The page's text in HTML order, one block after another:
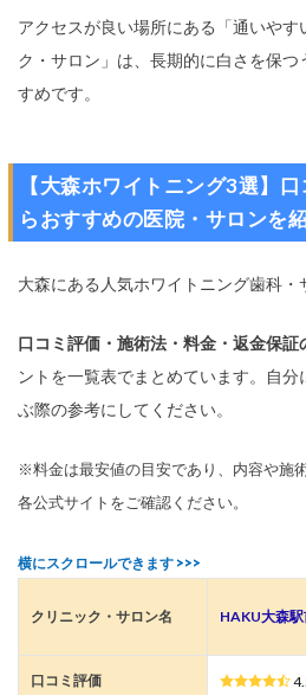
アクセスが良い場所にある「通いやす
ク・サロン」は、長期的に白さを保
すめです。
【大森ホワイトニング3選】
らおすすめの医院・サロンを
大森にある人気ホワイトニング歯科・
口コミ評価・施術法・料金・返金保証
ントを一覧表でまとめています。自
ぶ際の参考にしてください。
※料金は最安値の目安であり、内容や施
各公式サイトをご確認ください。
クリニック・サロン名 HAKU大森
口コミ評価